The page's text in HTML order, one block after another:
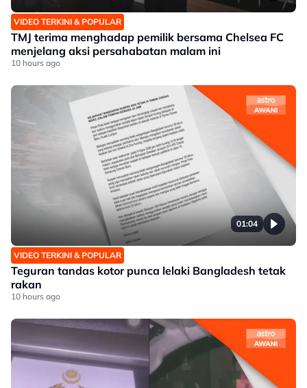
VIDEO TERKINI & POPULAR
TMJ terima menghadap pemilik bersama Chelsea FC
menjelang aksi persahabatan malam ini
10 hours ago
01:04
VIDEO TERKINI & POPULAR
Teguran tandas kotor punca lelaki Bangladesh tetak
rakan
10 hours ago